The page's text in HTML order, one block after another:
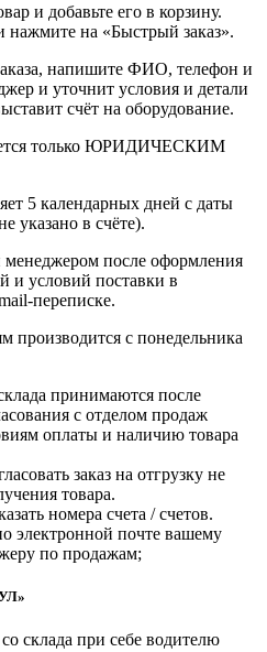
и добавьте его в корзину.
нажмите на «Быстрый заказ».
напишите ФИО, телефон и
и уточнит условия и детали
счёт на оборудование.
только ЮРИДИЧЕСКИМ
5 календарных дней с даты
указано в счёте).
менеджером после оформления
и условий поставки в
переписке.
производится с понедельника
принимаются после
с отделом продаж
оплаты и наличию товара
заказ на отгрузку не
товара.
номера счета / счетов.
электронной почте вашему
по продажам;
склада при себе водителю